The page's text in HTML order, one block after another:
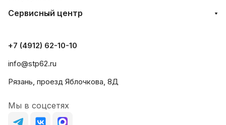
Сервисный центр
+7 (4912) 62-10-10
info@stp62.ru
Рязань, проезд Яблочкова, 8Д
Мы в соцсетях